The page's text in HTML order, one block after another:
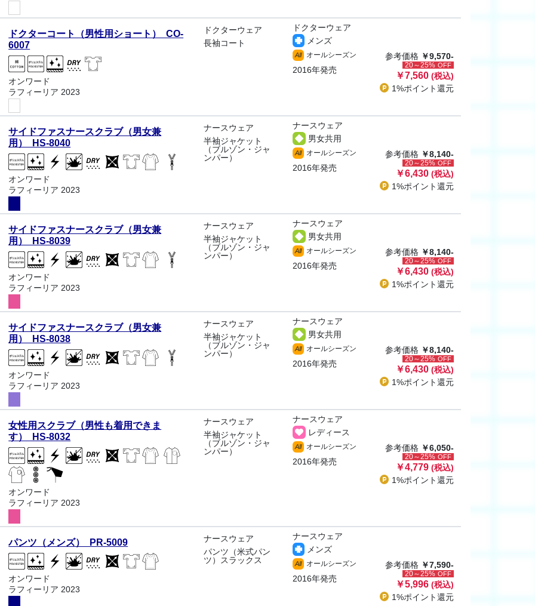
ドクターコート（男性用ショート） CO-
6007
オンワード
ラフィーリア 2023
ドクターウェア
長袖コート
ドクターウェア
メンズ
All オールシーズン
2016年発売
参考価格 ￥9,570-
20～25% OFF
￥7,560 (税込)
1%ポイント還元
サイドファスナースクラブ（男女兼
用） HS-8040
オンワード
ラフィーリア 2023
ナースウェア
半袖ジャケット
（ブルゾン・ジャ
ンパー）
ナースウェア
男女共用
All オールシーズン
2016年発売
参考価格 ￥8,140-
20～25% OFF
￥6,430 (税込)
1%ポイント還元
サイドファスナースクラブ（男女兼
用） HS-8039
オンワード
ラフィーリア 2023
ナースウェア
半袖ジャケット
（ブルゾン・ジャ
ンパー）
ナースウェア
男女共用
All オールシーズン
2016年発売
参考価格 ￥8,140-
20～25% OFF
￥6,430 (税込)
1%ポイント還元
サイドファスナースクラブ（男女兼
用） HS-8038
オンワード
ラフィーリア 2023
ナースウェア
半袖ジャケット
（ブルゾン・ジャ
ンパー）
ナースウェア
男女共用
All オールシーズン
2016年発売
参考価格 ￥8,140-
20～25% OFF
￥6,430 (税込)
1%ポイント還元
女性用スクラブ（男性も着用できま
す） HS-8032
オンワード
ラフィーリア 2023
ナースウェア
半袖ジャケット
（ブルゾン・ジャ
ンパー）
ナースウェア
レディース
All オールシーズン
2016年発売
参考価格 ￥6,050-
20～25% OFF
￥4,779 (税込)
1%ポイント還元
パンツ（メンズ） PR-5009
オンワード
ラフィーリア 2023
ナースウェア
パンツ（米式パン
ツ）スラックス
ナースウェア
メンズ
All オールシーズン
2016年発売
参考価格 ￥7,590-
20～25% OFF
￥5,996 (税込)
1%ポイント還元